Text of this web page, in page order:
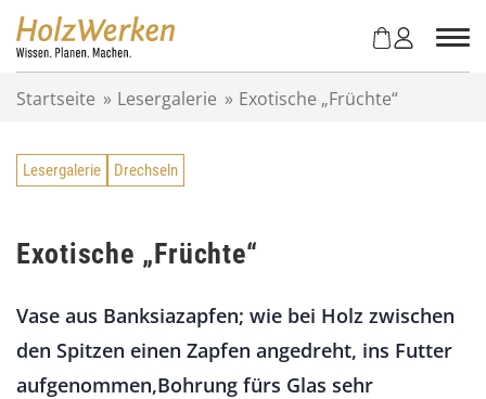
Startseite » Lesergalerie » Exotische „Früchte“
Lesergalerie Drechseln
Exotische „Früchte“
Vase aus Banksiazapfen; wie bei Holz zwischen
den Spitzen einen Zapfen angedreht, ins Futter
aufgenommen,Bohrung fürs Glas sehr